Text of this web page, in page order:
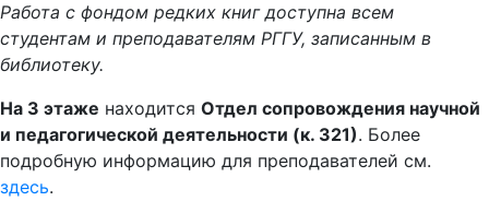
Работа с фондом редких книг доступна всем
студентам и преподавателям РГГУ, записанным в
библиотеку.
На 3 этаже находится Отдел сопровождения научной
и педагогической деятельности (к. 321). Более
подробную информацию для преподавателей см.
здесь.